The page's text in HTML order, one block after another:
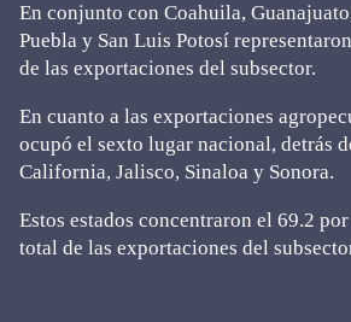
En conjunto con Coahuila,
Puebla y San Luis Potosí
de las exportaciones del subsector.
En cuanto a las exportaciones
ocupó el sexto lugar nacional, detrás
California, Jalisco, Sinaloa y Sonora.
Estos estados concentraron el 69.2
total de las exportaciones del